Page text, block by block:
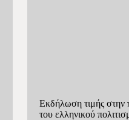
Εκδήλωση τιμής στην
του ελληνικού